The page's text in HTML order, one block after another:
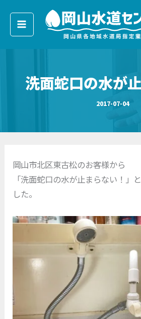
洗面蛇口の水が
2017-07-04
岡山市北区東古松のお客様から
「洗面蛇口の水が止まらない！」
した。
ー
カ
イ